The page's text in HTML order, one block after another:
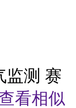
监测 赛
看相似